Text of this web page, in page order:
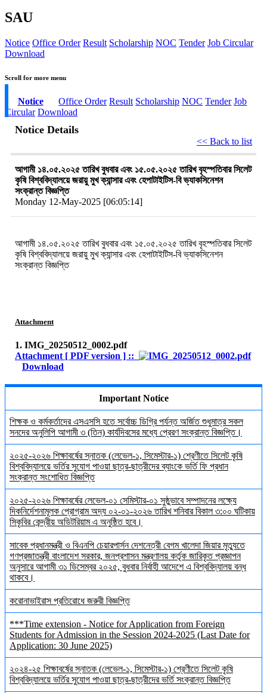
SAU
Notice Office Order Result Scholarship NOC Tender Job Circular
Download
Scroll for more menu
Notice Office Order Result Scholarship NOC Tender Job
Circular Download
Notice Details
<< Back to list
আগামী ১৪.০৫.২০২৫ তারিখ বুধবার এবং ১৫.০৫.২০২৫ তারিখ বৃহস্পতিবার সিলেট
কৃষি বিশ্ববিদ্যালয়ে জরায়ু মুখ ক্যান্সার এবং হেপাটাইটিস-বি ভ্যাকসিনেশন
সংক্রান্ত বিজ্ঞপ্তি
Monday 12-May-2025 [06:05:14]
আগামী ১৪.০৫.২০২৫ তারিখ বুধবার এবং ১৫.০৫.২০২৫ তারিখ বৃহস্পতিবার সিলেট
কৃষি বিশ্ববিদ্যালয়ে জরায়ু মুখ ক্যান্সার এবং হেপাটাইটিস-বি ভ্যাকসিনেশন
সংক্রান্ত বিজ্ঞপ্তি
Attachment
1. IMG_20250512_0002.pdf
Attachment [ PDF version ] ::
Download
Important Notice
শিক্ষক ও কর্মকর্তাদের এসএসসি হতে সর্বোচ্চ ডিগ্রি পর্যন্ত অর্জিত শুধুমাত্র সকল
সনদের অনুলিপি আগামী ৩ (তিন) কার্যদিবসের মধ্যে প্রেরণ সংক্রান্ত বিজ্ঞপ্তি।
২০২৫-২০২৬ শিক্ষাবর্ষের স্নাতক (লেভেল-১, সিমেস্টার-১) শ্রেণীতে সিলেট কৃষি
বিশ্ববিদ্যালয়ে ভর্তির সুযোগ পাওয়া ছাত্র-ছাত্রীদের ব্যাংকে ভর্তি ফি প্রধান
সংক্রান্ত সংশোধিত বিজ্ঞপ্তি
২০২৫-২০২৬ শিক্ষাবর্ষের লেভেল-০১ সেমিস্টার-০১ সুষ্ঠুভাবে সম্পাদনের লক্ষ্যে
দিকনির্দেশনামূলক প্রোগ্রাম অদ্য ০২-০১-২০২৬ তারিখ শনিবার বিকাল ৩:০০ ঘটিকায়
সিকৃবির কেন্দ্রীয় অডিটরিয়াম এ অনুষ্ঠিত হবে।
সাবেক প্রধানমন্ত্রী ও বিএনপি চেয়ারপার্সন দেশনেত্রী বেগম খালেদা জিয়ার মৃত্যুতে
গণপ্রজাতন্ত্রী বাংলাদেশ সরকার, জনপ্রশাসন মন্ত্রণালয় কর্তৃক জারিকৃত প্রজ্ঞাপন
অনুসারে আগামী ৩১ ডিসেম্বর ২০২৫, বুধবার নির্বাহী আদেশে এ বিশ্ববিদ্যালয় বন্ধ
থাকবে।
করোনাভাইরাস প্রতিরোধে জরুরী বিজ্ঞপ্তি
***Time extension - Notice for Application from Foreign
Students for Admission in the Session 2024-2025 (Last Date for
Application: 30 June 2025)
২০২৪-২৫ শিক্ষাবর্ষের স্নাতক (লেভেল-১, সিমেস্টার-১) শ্রেণীতে সিলেট কৃষি
বিশ্ববিদ্যালয়ে ভর্তির সুযোগ পাওয়া ছাত্র-ছাত্রীদের ভর্তি সংক্রান্ত বিজ্ঞপ্তি